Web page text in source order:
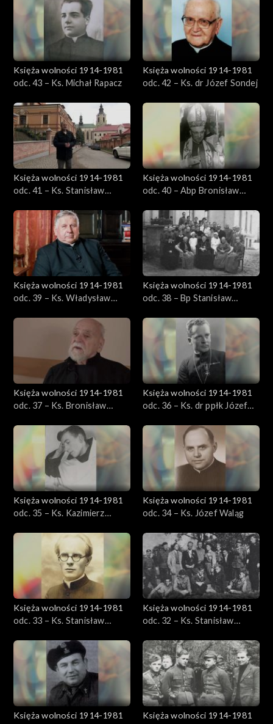
Księża wolności 1914-1981
odc. 43 – Ks. Michał Rapacz
Księża wolności 1914-1981
odc. 42 – Ks. dr Józef Sondej
Księża wolności 1914-1981
odc. 41 – Ks. Stanisław
Księża wolności 1914-1981
odc. 40 – Abp Bronisław
Księża wolności 1914-1981
odc. 39 – Ks. Władysław
Księża wolności 1914-1981
odc. 38 – Bp Stanisław
Księża wolności 1914-1981
odc. 37 – Ks. Bronisław
Księża wolności 1914-1981
odc. 36 – Ks. dr ppłk Józef
Księża wolności 1914-1981
odc. 35 – Ks. Kazimierz
Księża wolności 1914-1981
odc. 34 – Ks. Józef Waląg
Księża wolności 1914-1981
odc. 33 – Ks. Stanisław
Księża wolności 1914-1981
odc. 32 – Ks. Stanisław
Księża wolności 1914-1981
Księża wolności 1914-1981